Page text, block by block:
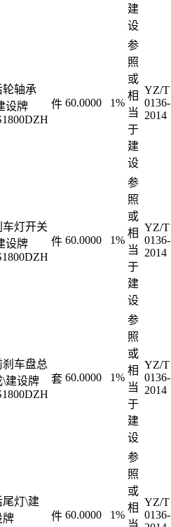
建
设
轮轴承
设牌
件 60.0000 1%
参
照
或
相
当
于
建
设
YZ/T
0136-
2014
车灯开关
设牌
件 60.0000 1%
参
照
或
相
当
于
建
设
YZ/T
0136-
2014
刹车盘总
\建设牌
套 60.0000 1%
参
照
或
相
当
于
建
设
YZ/T
0136-
2014
尾灯\建
牌
件 60.0000 1%
参
照
或
相
当
YZ/T
0136-